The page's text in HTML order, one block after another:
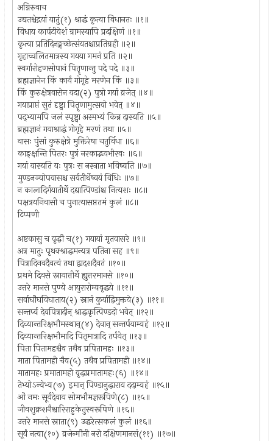
अग्निरुवाच
उद्यतश्चेद्गयां यातुं(१) श्राद्धं कृत्वा विधानतः ॥१॥
विधाय कार्पटीवेशं ग्रामस्यापि प्रदक्षिणं ॥१॥
कृत्वा प्रतिदिनङ्गच्छेत्संयतश्चाप्रतिग्रही ॥२॥
गृहाच्चलितमात्रस्य गयया गमनं प्रति ॥२॥
स्वर्गारोहणसोपानं पितॄणान्तु पदे पदे ॥३॥
ब्रह्मज्ञानेन किं कार्यं गोगृहे मरणेन किं ॥३॥
किं कुरुक्षेत्रवासेन यदा(२) पुत्रो गयां व्रजेत् ॥४॥
गयाप्राप्तं सुतं दृष्ट्वा पितॄणामुत्सवो भवेत् ॥४॥
पद्भ्यामपि जलं स्पृष्ट्वा अस्मभ्यं किन्न दास्यति ॥५॥
ब्रह्मज्ञानं गयाश्राद्धं गोगृहे मरणं तथा ॥५॥
वासः पुंसां कुरुक्षेत्रे मुक्तिरेषा चतुर्विधा ॥६॥
काङ्क्षन्ति पितरः पुत्रं नरकाद्भयभीरवः ॥६॥
गयां यास्यति यः पुत्रः स नस्त्राता भविष्यति ॥७॥
मुण्डनञ्चोपवासश्च सर्वतीर्थेष्वयं विधिः ॥७॥
न कालादिर्गयातीर्थे दद्यात्पिण्डांश्च नित्यशः ॥८॥
पक्षत्रयनिवासी च पुनात्यासप्ततमं कुलं ॥८॥
टिप्पणी
अष्टकासु च वृद्धौ च(१) गयायां मृतवासरे ॥९॥
अत्र मातुः पृथक्श्राद्धमन्यत्र पतिना सह ॥९॥
पित्रादिनवदैवत्यं तथा द्वादशदैवतं ॥१०॥
प्रथमे दिवसे स्नायात्तीर्थे ह्युत्तरमानसे ॥१०॥
उत्तरे मानसे पुण्ये आयुरारोग्यवृद्धये ॥११॥
सर्वाघौघविघाताय(२) स्नानं कुर्याद्विमुक्तये(३) ॥११॥
सन्तर्प्य देवपित्रादीन् श्राद्धकृत्पिण्डदो भवेत् ॥१२॥
दिव्यान्तरिक्षभौमस्थान्(४) देवान् सन्तर्पयाम्यहं ॥१२॥
दिव्यान्तरिक्षभौमादि पितृमात्रादि तर्पयेत् ॥१३॥
पिता पितामहश्चैव तथैव प्रपितामहः ॥१३॥
माता पितामही चैव(५) तथैव प्रपितामही ॥१४॥
मातामहः प्रमातामहो वृद्धप्रमातामहः(६) ॥१४॥
तेभ्योऽन्येभ्य(७) इमान् पिण्डानुद्धाराय ददाम्यहं ॥१५॥
ओं नमः सूर्यदेवाय सोमभौमज्ञरूपिणे(८) ॥१५॥
जीवशुक्रशनैश्चारिराहुकेतुस्वरूपिणे ॥१६॥
उत्तरे मानसे स्नाता(९) उद्धरेत्सकलं कुलं ॥१६॥
सूर्यं नत्वा(१०) व्रजेन्मौनी नरो दक्षिणमानसं(११) ॥१७॥